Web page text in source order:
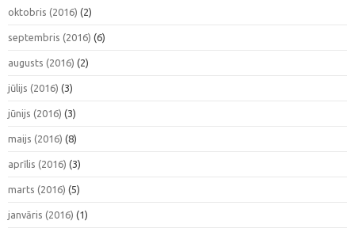
oktobris (2016) (2)
septembris (2016) (6)
augusts (2016) (2)
jūlijs (2016) (3)
jūnijs (2016) (3)
maijs (2016) (8)
aprīlis (2016) (3)
marts (2016) (5)
janvāris (2016) (1)